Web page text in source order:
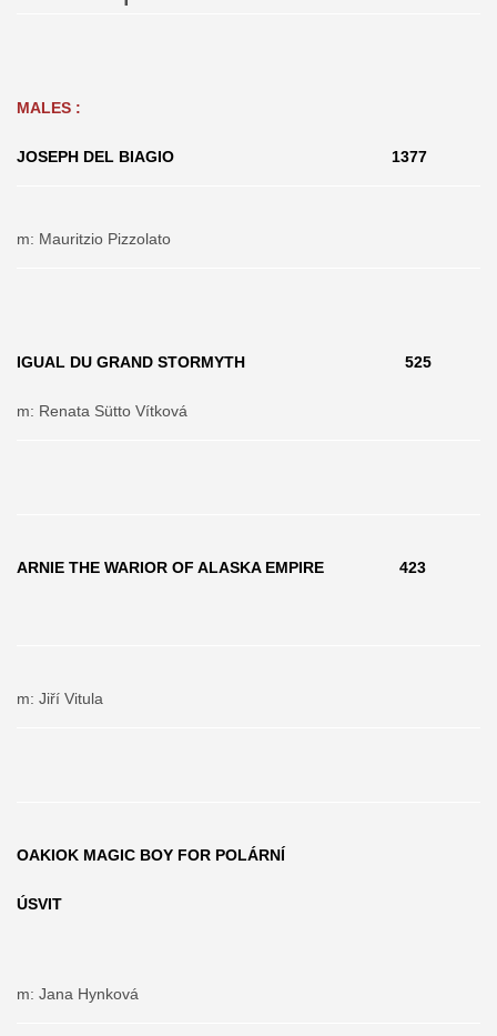
MALES :
JOSEPH DEL BIAGIO 1377
m: Mauritzio Pizzolato
IGUAL DU GRAND STORMYTH 525
m: Renata Sütto Vítková
ARNIE THE WARIOR OF ALASKA EMPIRE 423
m: Jiří Vitula
OAKIOK MAGIC BOY FOR POLÁRNÍ
ÚSVIT
m: Jana Hynková